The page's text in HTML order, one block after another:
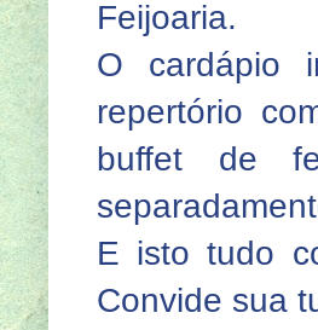
Feijoaria.
O cardápio
repertório
buffet de
E isto tudo
Convide sua